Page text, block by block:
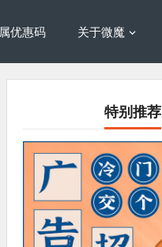
优惠码 关于微魔
特别推荐